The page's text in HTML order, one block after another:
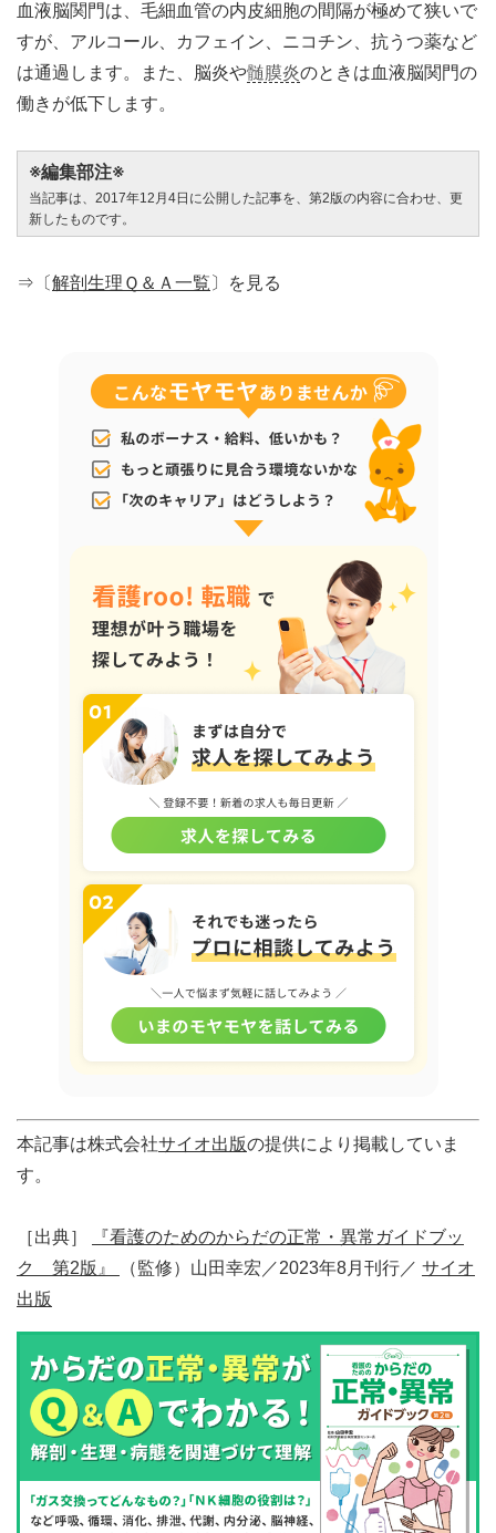
血液脳関門は、毛細血管の内皮細胞の間隔が極めて狭いで
すが、アルコール、カフェイン、ニコチン、抗うつ薬など
は通過します。また、脳炎や髄膜炎のときは血液脳関門の
働きが低下します。
※編集部注※
当記事は、2017年12月4日に公開した記事を、第2版の内容に合わせ、更
新したものです。
⇒〔解剖生理Ｑ＆Ａ一覧 〕を見る
本記事は株式会社サイオ出版の提供により掲載していま
す。
［出典］
『看護のためのからだの正常・異常ガイドブッ
ク 第2版』
（監修）山田幸宏／2023年8月刊行／ サイオ
出版